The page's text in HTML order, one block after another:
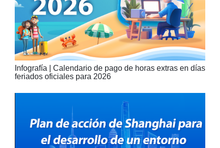
Infografía | Calendario de pago de horas extras en días
feriados oficiales para 2026